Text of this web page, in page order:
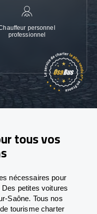
personnel
professionnel
tous vos
nécessaires pour
petites voitures
Saône. Tous nos
tourisme charter